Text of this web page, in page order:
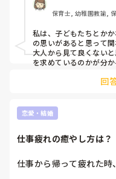
分かりにくいとは思い
い！！
保育士, 幼稚園教諭,
私は、子どもたちとか
の思いがあると思って
大人から見て良くない
を求めているのかが分
とは言っても、いつも
場所が変わると気持ち
質問の答えになってい
回
恋愛・結婚
仕事疲れの癒やし方は？
仕事から帰って疲れた